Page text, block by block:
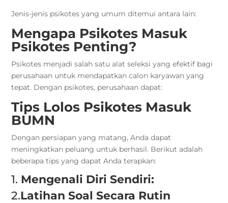
Jenis-jenis psikotes yang umum ditemui antara lain:
Mengapa Psikotes Masuk
Psikotes Penting?
Psikotes menjadi salah satu alat seleksi yang efektif bagi
perusahaan untuk mendapatkan calon karyawan yang
tepat. Dengan psikotes, perusahaan dapat:
Tips Lolos Psikotes Masuk
BUMN
Dengan persiapan yang matang, Anda dapat
meningkatkan peluang untuk berhasil. Berikut adalah
beberapa tips yang dapat Anda terapkan:
1. Mengenali Diri Sendiri:
2.Latihan Soal Secara Rutin